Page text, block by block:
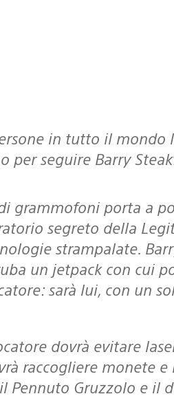
seguire Barry
segreto della
strampalate.
un jetpack con cui
sarà lui, con un
raccogliere monete
Pennuto Gruzzolo e il